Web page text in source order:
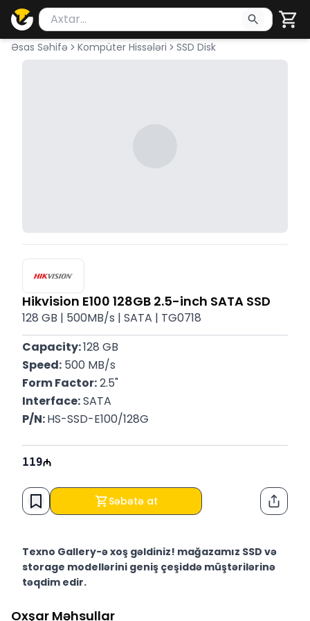
Məhsul axtar
Axtarış üçün ən azı 2 simvol yazın. Göndərmək
Əsas Səhifə Kompüter Hissələri SSD Disk
Hikvision E100 128GB 2.5-inch SATA SSD
128 GB | 500MB/s | SATA | TG0718
Capacity: 128 GB
Speed: 500 MB/s
Form Factor: 2.5"
Interface: SATA
P/N: HS-SSD-E100/128G
119
Səbətə at
Texno Gallery-ə xoş gəldiniz! mağazamız SSD və
storage modellərini geniş çeşiddə müştərilərinə
təqdim edir.
2011-ci ildən etibarən fəaliyyət göstərən multibrend
Oxşar Məhsullar